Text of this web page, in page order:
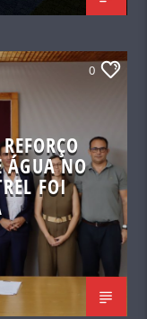
0
ÁGUA NO
FOI